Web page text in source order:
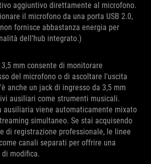
aggiuntivo direttamente al microfono.
il microfono da una porta USB 2.0,
fornisce abbastanza energia per
dell'hub integrato.)
mm consente di monitorare
del microfono o di ascoltare l'uscita
anche un jack di ingresso da 3,5 mm
ausiliari come strumenti musicali.
ausiliaria viene automaticamente mixato
simultaneo. Se stai acquisendo
di registrazione professionale, le linee
canali separati per offrire una
modifica.